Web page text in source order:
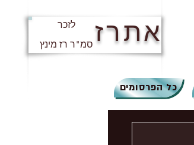
לזכר
סמ"ר רז מינץ אתרז
כל הפרסומים